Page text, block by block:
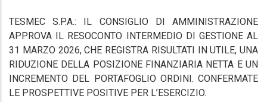
TESMEC S.P.A.: IL CONSIGLIO DI AMMINISTRAZIONE
APPROVA IL RESOCONTO INTERMEDIO DI GESTIONE AL
31 MARZO 2026, CHE REGISTRA RISULTATI IN UTILE, UNA
RIDUZIONE DELLA POSIZIONE FINANZIARIA NETTA E UN
INCREMENTO DEL PORTAFOGLIO ORDINI. CONFERMATE
LE PROSPETTIVE POSITIVE PER L’ESERCIZIO.